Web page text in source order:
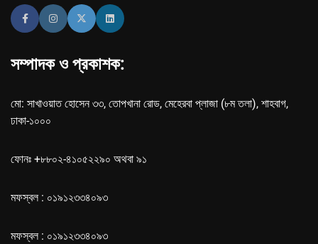
সম্পাদক ও প্রকাশক:
মো: সাখাওয়াত হোসেন ৩৩, তোপখানা রোড, মেহেরবা প্লাজা (৮ম তলা), শাহবাগ,
ঢাকা-১০০০
ফোনঃ +৮৮০২-৪১০৫২২৯০ অথবা ৯১
মফস্বল : ০১৯১২৩৩৪০৯৩
মফস্বল : ০১৯১২৩৩৪০৯৩